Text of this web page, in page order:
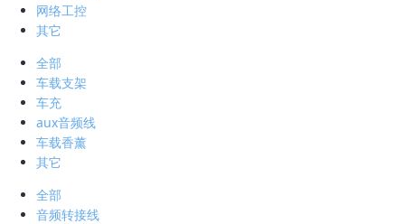
网络工控
其它
全部
车载支架
车充
aux音频线
车载香薰
其它
全部
音频转接线